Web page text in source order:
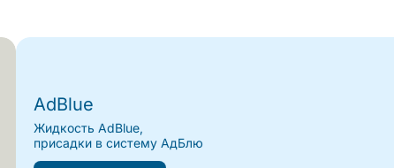
AdBlue
Жидкость AdBlue,
присадки в систему АдБлю